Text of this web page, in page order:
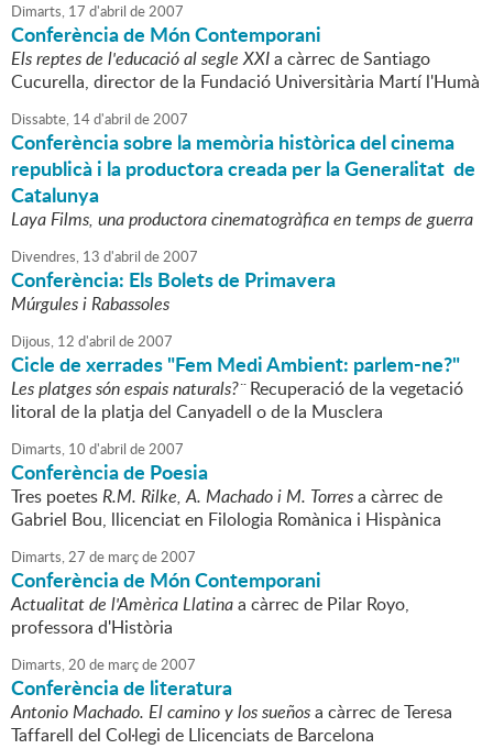
Dimarts, 17 d'abril de2007
Conferència de Món Contemporani
Els reptes de l'educació al segle XXIa càrrec de Santiago
Cucurella, director de la Fundació Universitària Martí l'Humà
Dissabte, 14d'abril de2007
Conferència sobre la memòria històrica del cinema
republicà i la productora creada per la Generalitat de
Catalunya
Laya Films, una productora cinematogràfica en temps de guerra
Divendres, 13 d'abril de2007
Conferència: Els Bolets de Primavera
Múrgules i Rabassoles
Dijous, 12 d'abril de2007
Cicle de xerrades "Fem Medi Ambient: parlem-ne?"
Les platges són espais naturals?¨Recuperació de la vegetació
litoral de la platja del Canyadell o de la Musclera
Dimarts, 10 d'abril de2007
Conferència de Poesia
Tres poetesR.M. Rilke, A. Machado i M. Torresa càrrec de
Gabriel Bou, llicenciat en Filologia Romànica i Hispànica
Dimarts,27 de marçde2007
Conferència de Món Contemporani
Actualitat de l'Amèrica Llatinaa càrrec de Pilar Royo,
professora d'Història
Dimarts,20 de marçde2007
Conferència de literatura
Antonio Machado. El camino y los sueñosa càrrec de Teresa
Taffarell del Col·legi de Llicenciats de Barcelona